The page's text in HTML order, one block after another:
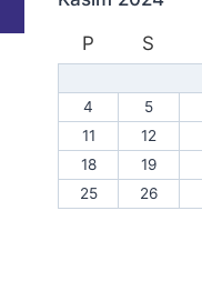
P
S
4
5
11
12
18
19
25
26